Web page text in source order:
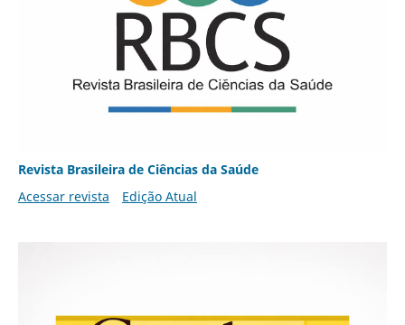
Revista Brasileira de Ciências da Saúde
Acessar revista
Edição Atual